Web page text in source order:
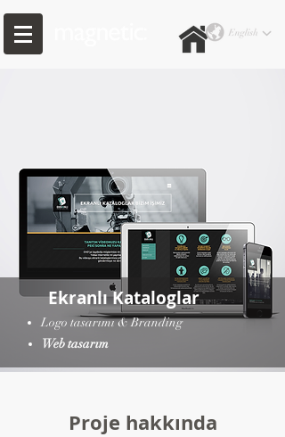
Ekranlı Kataloglar
Logo tasarımı & Branding
Web tasarım
Proje hakkında